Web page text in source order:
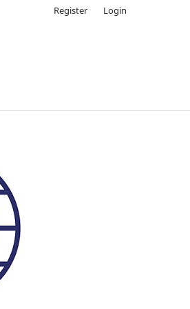
Register Login